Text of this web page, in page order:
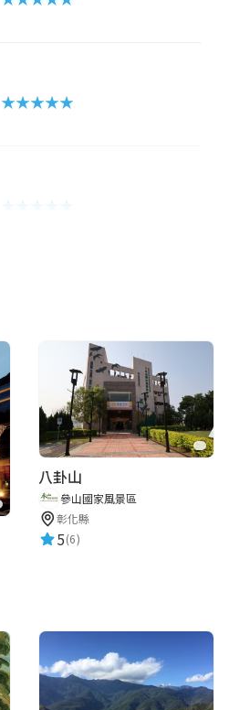
★★★★★
★★★★★
八卦山
參山國家風景區
彰化縣
5(6)